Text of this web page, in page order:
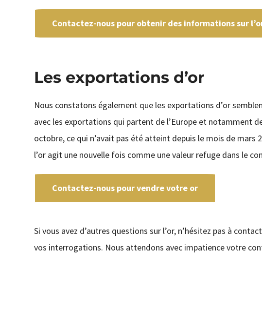
Contactez-nous pour obtenir des informations sur
Les exportations d’or
Nous constatons également que les exportations d’or
avec les exportations qui partent de l’Europe et notamment
octobre, ce qui n’avait pas été atteint depuis le mois de mars
l’or agit une nouvelle fois comme une valeur refuge dans le
Contactez-nous pour vendre votre or
Si vous avez d’autres questions sur l’or, n’hésitez pas à
vos interrogations. Nous attendons avec impatience votre